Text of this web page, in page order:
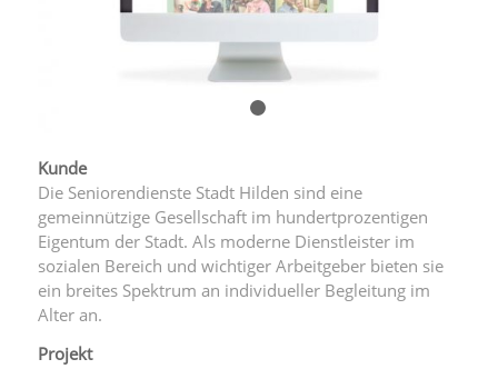
Kunde
Die Seniorendienste Stadt Hilden sind eine
gemeinnützige Gesellschaft im hundertprozentigen
Eigentum der Stadt. Als moderne Dienstleister im
sozialen Bereich und wichtiger Arbeitgeber bieten sie
ein breites Spektrum an individueller Begleitung im
Alter an.
Projekt